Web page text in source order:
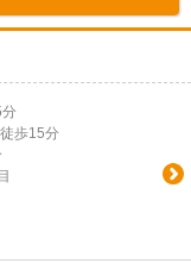
分
徒歩15分